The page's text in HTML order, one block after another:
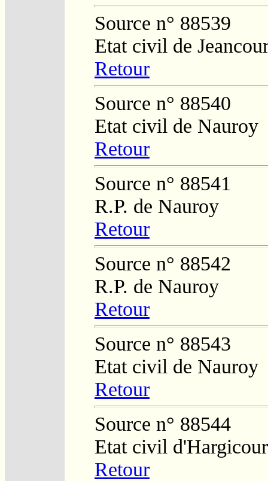
Source n° 88539
Etat civil de
Retour
Source n° 88540
Etat civil de Nauroy
Retour
Source n° 88541
R.P. de Nauroy
Retour
Source n° 88542
R.P. de Nauroy
Retour
Source n° 88543
Etat civil de Nauroy
Retour
Source n° 88544
Etat civil
Retour